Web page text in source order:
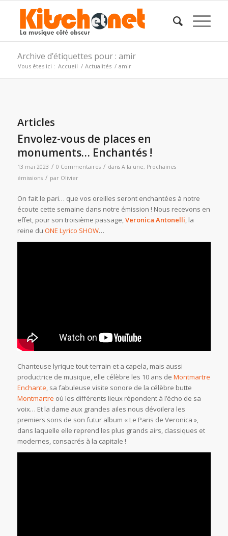
Archive d’étiquettes pour : amir
Vous êtes ici : Accueil / Actualités / amir
Articles
Envolez-vous de places en
monuments… Enchantés !
13 mai 2023 / 0 Commentaires / dans A la une, Prochaines
émissions / par Olivier
On fait le pari… que vos oreilles seront enchantées à notre
écoute cette semaine dans notre émission ! Nous recevons en
effet, pour son troisième passage,Veronica Antonelli, la
reine du ONE Lyrico SHOW…
Chanteuse lyrique tout-terrain et a capela, mais aussi
productrice de musique, elle célèbre les 10 ans de Montmartre
Enchante, sa fabuleuse visite sonore de la célèbre butte
Montmartre où les différents lieux répondent à l’écho de sa
voix… Et la dame aux grandes ailes nous dévoilera les
premiers sons de son futur album « Le Paris de Veronica »,
dans laquelle elle reprend les plus grands airs, classiques et
modernes, consacrés à la capitale !